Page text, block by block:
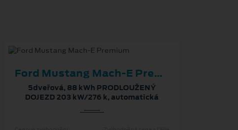
Ford Mustang Mach‑E Premium
5dveřová, 88 kWh PRODLOUŽENÝ
DOJEZD 203 kW/276 k, automatická